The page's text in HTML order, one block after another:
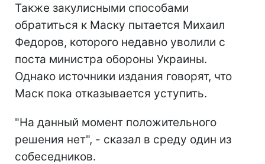
Также закулисными способами
обратиться к Маску пытается Михаил
Федоров, которого недавно уволили с
поста министра обороны Украины.
Однако источники издания говорят, что
Маск пока отказывается уступить.
"На данный момент положительного
решения нет", - сказал в среду один из
собеседников.